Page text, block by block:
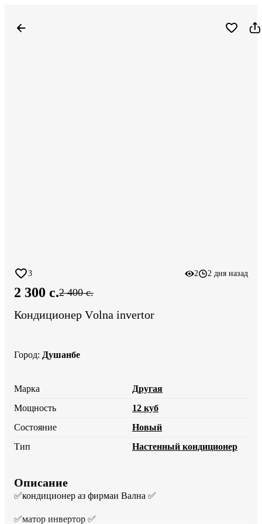
3 2 2 дня назад
2 300 c.2 400 c.
Кондиционер Vоlna invertor
Город: Душанбе
Марка
Другая
Мощность
12 куб
Состояние
Новый
Тип
Настенный кондиционер
Описание
✅кондиционер аз фирмаи Вална ✅
✅матор инвертор ✅